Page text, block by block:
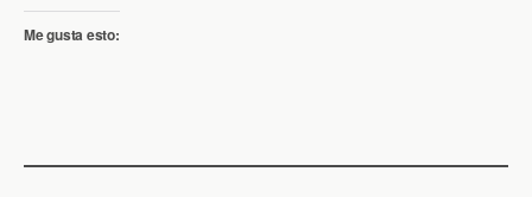
Me gusta esto: